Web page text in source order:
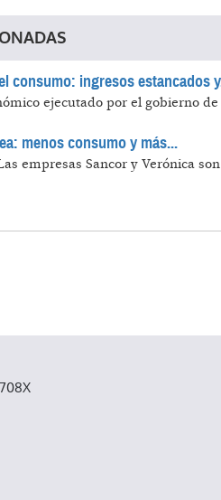
consumo: ingresos estancados
ejecutado por el gobierno
menos consumo y más...
empresas Sancor y Verónica